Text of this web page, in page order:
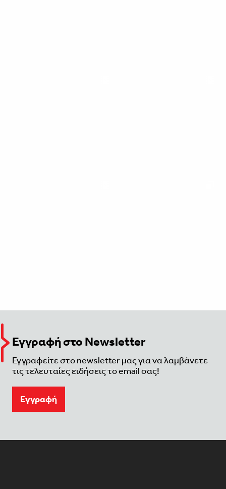
Εγγραφή στο Newsletter
Εγγραφείτε στο newsletter μας για να λαμβάνετε
τις τελευταίες ειδήσεις το email σας!
Eγγραφή